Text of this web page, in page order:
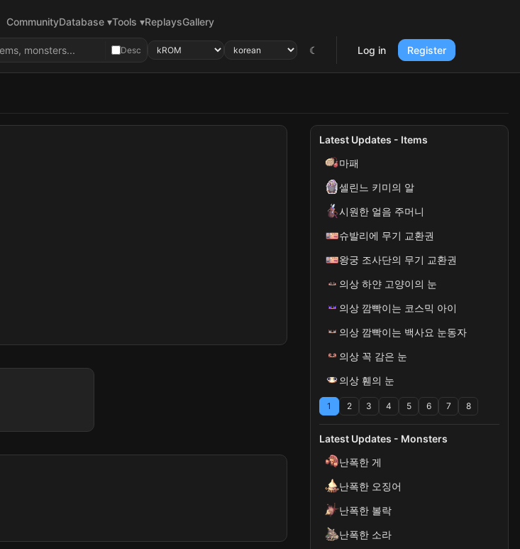
CommunityDatabase ▾Tools ▾ReplaysGallery
Desc ☾ Log in Register
Latest Updates - Items
마패
셀린느 키미의 알
시원한 얼음 주머니
슈발리에 무기 교환권
왕궁 조사단의 무기 교환권
의상 하얀 고양이의 눈
의상 깜빡이는 코스믹 아이
의상 깜빡이는 백사요 눈동자
의상 꼭 감은 눈
의상 휀의 눈
1 2 3 4 5 6 7 8
Latest Updates - Monsters
난폭한 게
난폭한 오징어
난폭한 볼락
난폭한 소라